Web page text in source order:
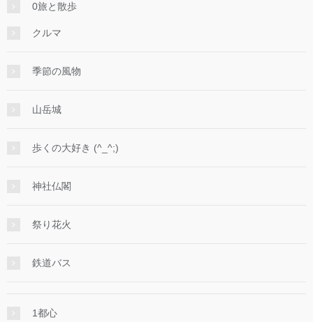
0旅と散歩
クルマ
季節の風物
山岳城
歩くの大好き (^_^;)
神社仏閣
祭り花火
鉄道バス
1都心